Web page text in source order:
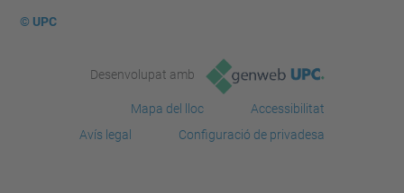
© UPC
Desenvolupat amb
Mapa del lloc
Accessibilitat
Avís legal
Configuració de privadesa